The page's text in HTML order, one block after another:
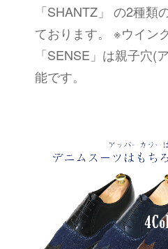
「SHANTZ」 の2種類
ております。 ※ウイン
「SENSE」は親子穴(
能です。